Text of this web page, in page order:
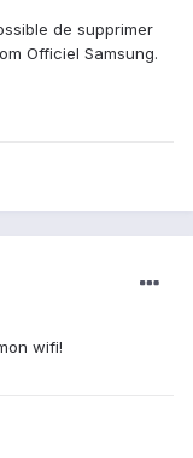
de supprimer
Officiel Samsung.
wifi!